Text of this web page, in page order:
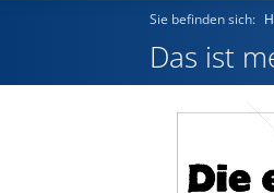
Home
Sie befinden sich:
Das ist